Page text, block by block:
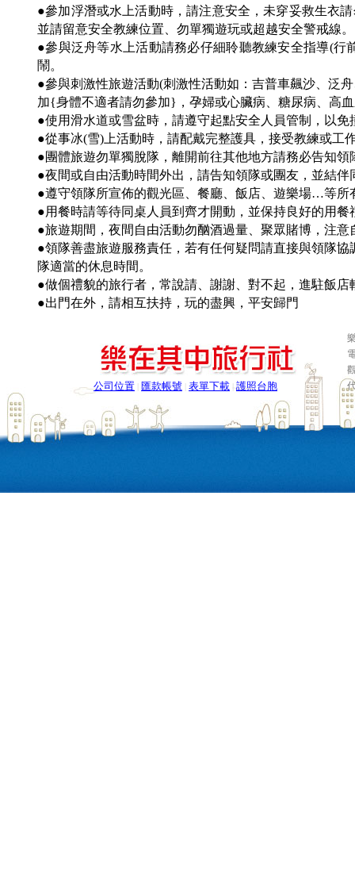
●參加浮潛或水上活動時，請注意安全，未穿妥救生衣
並請留意安全教練位置、勿單獨遊玩或超越安全警戒線。
●參與泛舟等水上活動請務必仔細聆聽教練安全指導(
鬧。
●參與刺激性旅遊活動(刺激性活動如：吉普車飆沙、泛
加{身體不適者請勿參加}，孕婦或心臟病、糖尿病、高
●使用滑水道或雪盆時，請遵守起點安全人員管制，以
●從事冰(雪)上活動時，請配戴完整護具，接受教練或工
●團體旅遊勿單獨脫隊，離開前往其他地方請務必告知領
●夜間或自由活動時間外出，請告知領隊或團友，並結
●遵守領隊所宣佈的觀光區、餐廳、飯店、遊樂場…等所
●用餐時請等待同桌人員到齊才開動，並保持良好的用
●旅遊期間，夜間自由活動勿酗酒過量、聚眾賭博，注意
●領隊善盡旅遊服務責任，若有任何疑問請直接與領隊
隊適當的休息時間。
●做個禮貌的旅行者，常說請、謝謝、對不起，進駐飯
●出門在外，請相互扶持，玩的盡興，平安歸門
公司位置 匯款帳號 表單下載 |護照台胞